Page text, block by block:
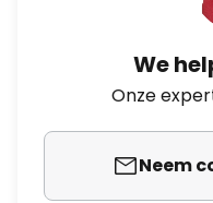
We
Onze
Neem